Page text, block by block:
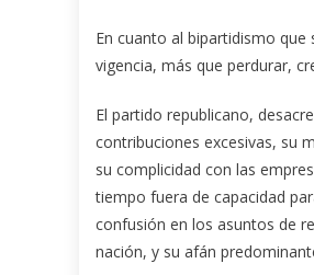
En cuanto al bipartidismo
vigencia, más que perdurar,
El partido republicano,
contribuciones excesivas, su
su complicidad con las
tiempo fuera de capacidad
confusión en los asuntos de
nación, y su afán